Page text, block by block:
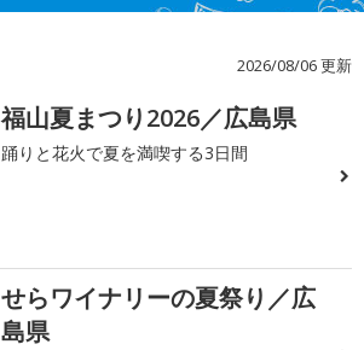
2026/08/06 更新
福山夏まつり2026／広島県
踊りと花火で夏を満喫する3日間
せらワイナリーの夏祭り／広
島県